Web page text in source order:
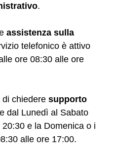
.
assistenza sulla
telefonico è attivo
ore 08:30 alle ore
di chiedere supporto
dal Lunedì al Sabato
e la Domenica o i
alle ore 17:00.